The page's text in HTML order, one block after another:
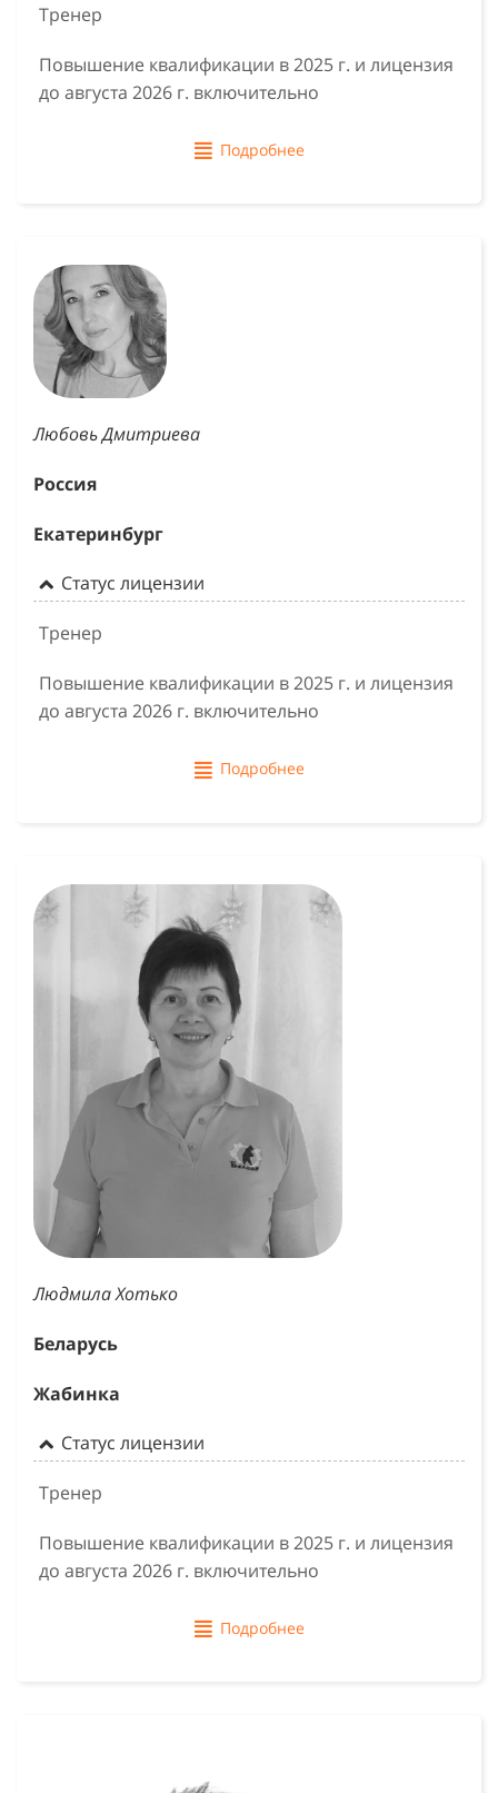
Тренер
Повышение квалификации в 2025 г. и лицензия
до августа 2026 г. включительно
Подробнее
Любовь Дмитриева
Россия
Екатеринбург
Статус лицензии
Тренер
Повышение квалификации в 2025 г. и лицензия
до августа 2026 г. включительно
Подробнее
Людмила Хотько
Беларусь
Жабинка
Статус лицензии
Тренер
Повышение квалификации в 2025 г. и лицензия
до августа 2026 г. включительно
Подробнее